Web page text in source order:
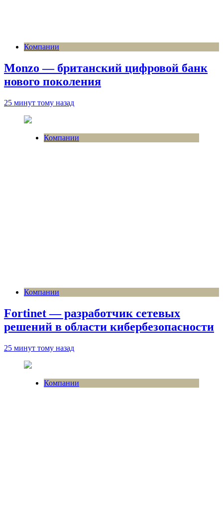
Компании
Monzo — британский цифровой банк
нового поколения
25 минут тому назад
Компании
Компании
Fortinet — разработчик сетевых
решений в области кибербезопасности
25 минут тому назад
Компании